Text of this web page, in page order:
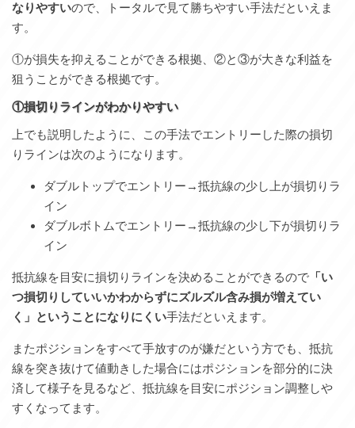
なりやすいので、トータルで見て勝ちやすい手法だといえま
す。
①が損失を抑えることができる根拠、②と③が大きな利益を
狙うことができる根拠です。
①損切りラインがわかりやすい
上でも説明したように、この手法でエントリーした際の損切
りラインは次のようになります。
ダブルトップでエントリー→抵抗線の少し上が損切りラ
イン
ダブルボトムでエントリー→抵抗線の少し下が損切りラ
イン
抵抗線を目安に損切りラインを決めることができるので 「い
つ損切りしていいかわからずにズルズル含み損が増えてい
く」ということになりにくい手法だといえます。
またポジションをすべて手放すのが嫌だという方でも、抵抗
線を突き抜けて値動きした場合にはポジションを部分的に決
済して様子を見るなど、抵抗線を目安にポジション調整しや
すくなってます。